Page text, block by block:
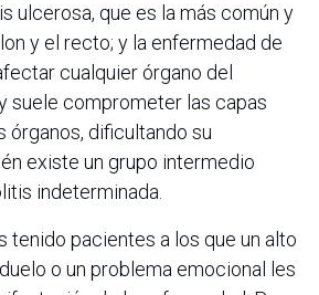
ulcerosa, que es la más común y
y el recto; y la enfermedad de
cualquier órgano del
suele comprometer las capas
órganos, dificultando su
existe un grupo intermedio
indeterminada.
tenido pacientes a los que un alto
o un problema emocional les